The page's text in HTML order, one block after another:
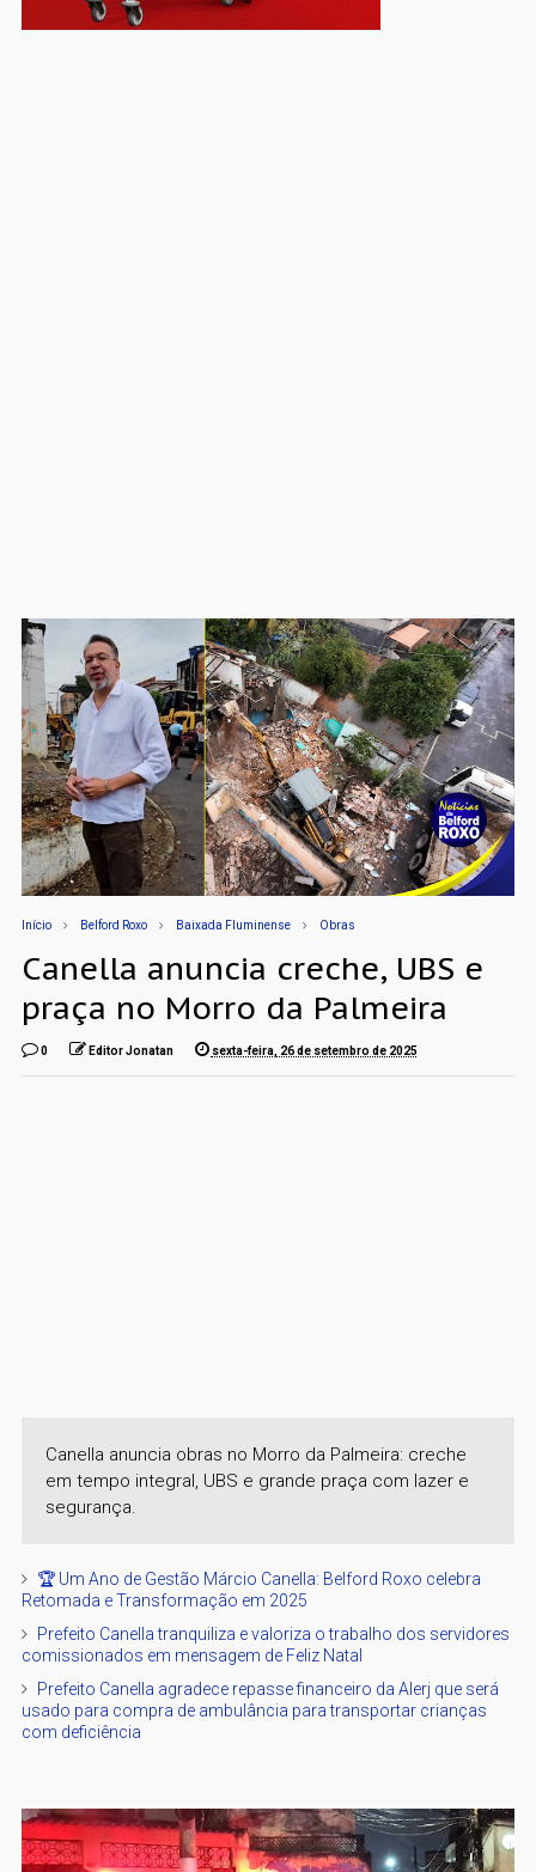
Início Belford Roxo Baixada Fluminense Obras
Canella anuncia creche, UBS e
praça no Morro da Palmeira
0 Editor Jonatan sexta-feira, 26 de setembro de 2025
Canella anuncia obras no Morro da Palmeira: creche
em tempo integral, UBS e grande praça com lazer e
segurança.
🏆 Um Ano de Gestão Márcio Canella: Belford Roxo celebra
Retomada e Transformação em 2025
Prefeito Canella tranquiliza e valoriza o trabalho dos servidores
comissionados em mensagem de Feliz Natal
Prefeito Canella agradece repasse financeiro da Alerj que será
usado para compra de ambulância para transportar crianças
com deficiência